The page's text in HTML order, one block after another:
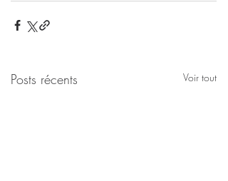
Posts récents Voir tout